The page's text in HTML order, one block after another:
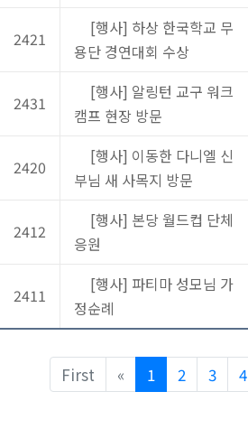
2421
[행사] 하상 한국학교 무
용단 경연대회 수상
2431
[행사] 알링턴 교구 워크
캠프 현장 방문
2420
[행사] 이동한 다니엘 신
부님 새 사목지 방문
2412
[행사] 본당 월드컵 단체
응원
2411
[행사] 파티마 성모님 가
정순례
First « Previous
1 2 3 4